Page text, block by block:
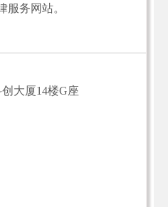
服务网站。
大厦14楼G座